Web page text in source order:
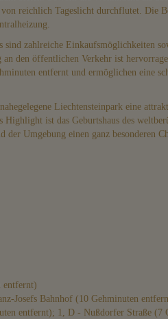
reichlich Tageslicht durchflutet. Die
sind zahlreiche Einkaufsmöglichkeiten
den öffentlichen Verkehr ist
entfernt und ermöglichen eine
Liechtensteinpark eine
ist das Geburtshaus des
der Umgebung einen ganz besonderen
entfernt)
Josefs Bahnhof (10 Gehminuten
entfernt); 1, D - Nußdorfer Straße